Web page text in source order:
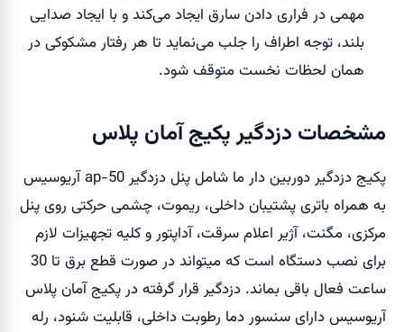
مهمی در فراری دادن سارق ایجاد می‌کند و با ایجاد صدایی
بلند، توجه اطراف را جلب می‌نماید تا هر رفتار مشکوکی در
همان لحظات نخست متوقف شود.
مشخصات دزدگیر پکیج آمان پلاس
پکیج دزدگیر دوربین دار ما شامل پنل دزدگیر ap-50 آریوسیس
به همراه باتری پشتیبان داخلی، ریموت، چشمی حرکتی روی پنل
مرکزی، مگنت، آژیر اعلام سرقت، آداپتور و کلیه تجهیزات لازم
برای نصب دستگاه است که میتواند در صورت قطع برق تا 30
ساعت فعال باقی بماند. دزدگیر قرار گرفته در پکیج آمان پلاس
آریوسیس دارای سنسور دما رطوبت داخلی، قابلیت شنود، رله